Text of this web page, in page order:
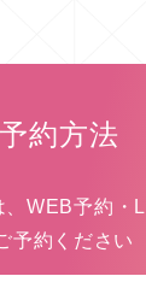
約方法
、WEB予約・
予約ください